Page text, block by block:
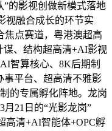
的影视创做新模式落地
视融合成长的环节实
焦点赛道，粤港澳超高
谋、结构超高清+AI影视
智算核心、8K后期制
事平台、超高清不雅影
的专属孵化阵地。龙岗
21日的“光影龙岗”
高清+AI智能体+OPC孵